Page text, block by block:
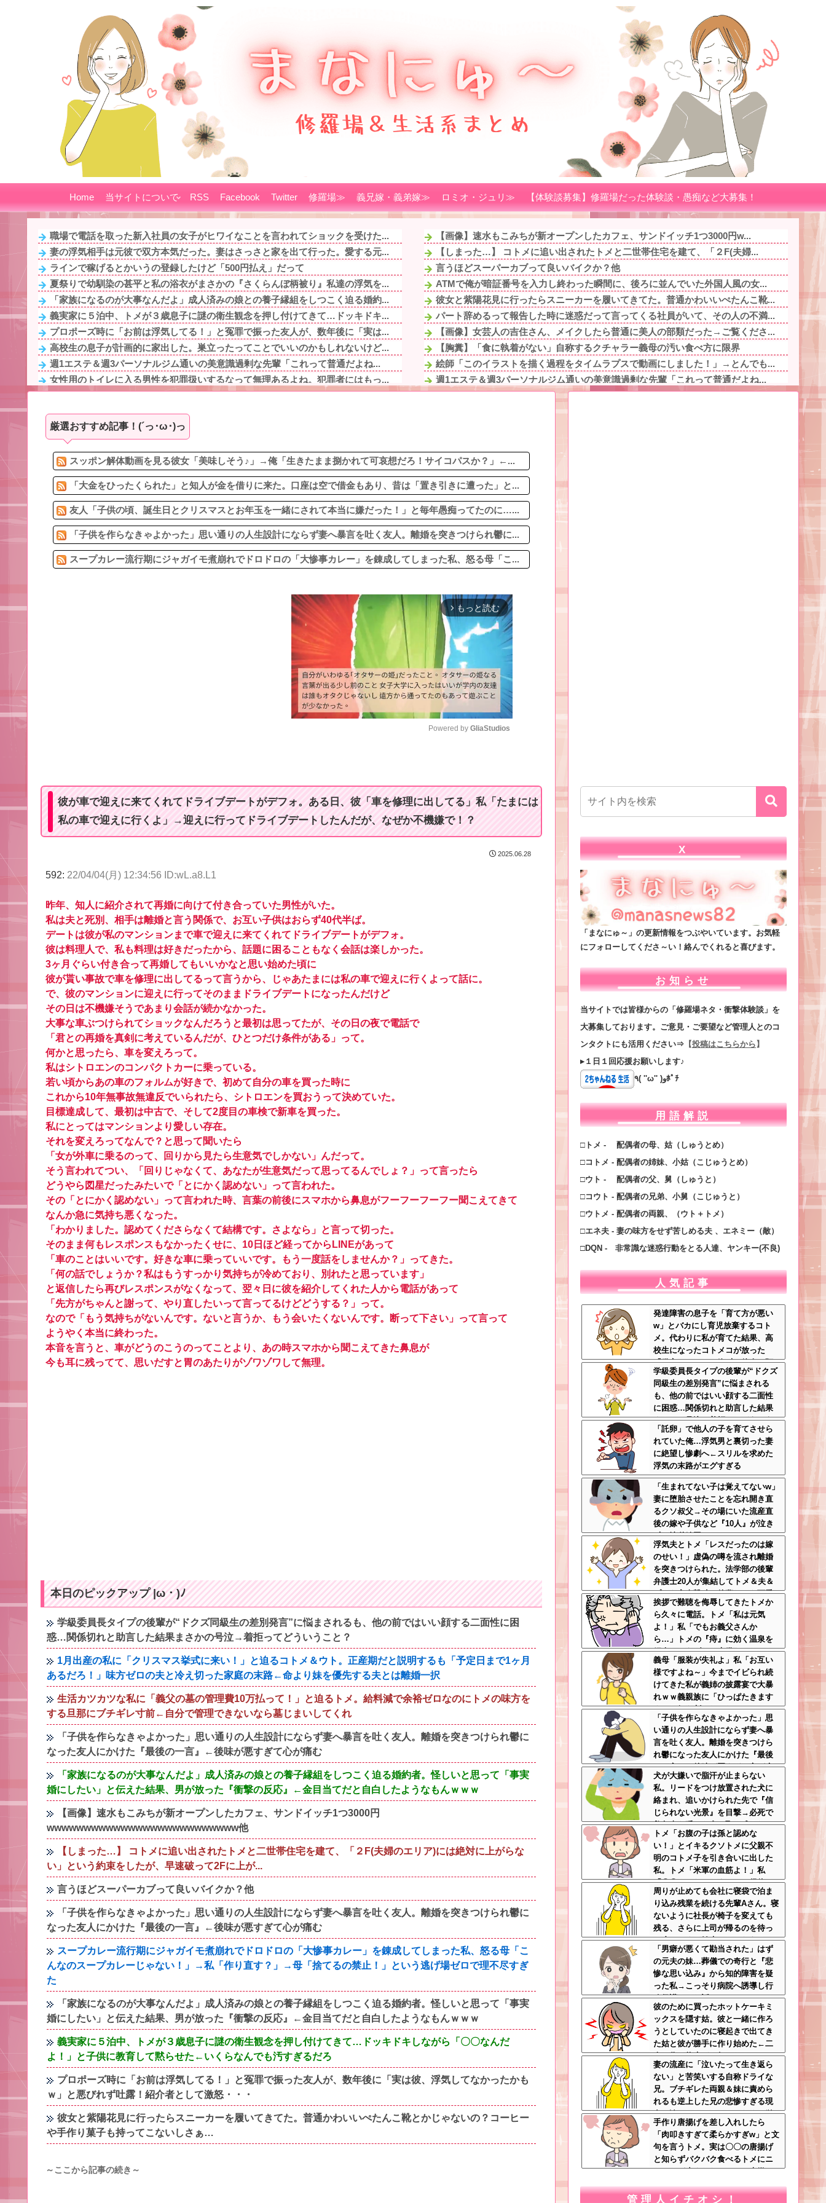
Home 当サイトについて RSS Facebook Twitter 修羅場≫ 義兄嫁・義弟嫁≫ ロミオ・ジュリ≫ 【体験談募集】修羅場だった体験談・愚痴など大募集！
職場で電話を取った新入社員の女子がヒワイなことを言われてショックを受けた...
妻の浮気相手は元彼で双方本気だった。妻はさっさと家を出て行った。愛する元...
ラインで稼げるとかいうの登録したけど「500円払え」だって
夏祭りで幼馴染の甚平と私の浴衣がまさかの『さくらんぼ柄被り』私達の浮気を...
「家族になるのが大事なんだよ」成人済みの娘との養子縁組をしつこく迫る婚約...
義実家に５泊中、トメが３歳息子に謎の衛生観念を押し付けてきて…ドッキドキ...
プロポーズ時に「お前は浮気してる！」と冤罪で振った友人が、数年後に「実は...
高校生の息子が計画的に家出した。巣立ったってことでいいのかもしれないけど...
週1エステ＆週3パーソナルジム通いの美意識過剰な先輩「これって普通だよね...
女性用のトイレに入る男性を犯罪扱いするなって無理あるよね。犯罪者にはもっ...
【悲報】ワイ引っ越しでヤバいものも一緒に連れてきてしまった模様
3/4嫁の妊娠中に女の子達とメッセをしまくった。バレても連絡してたら離婚...
友人「子供の頃、誕生日とクリスマスとお年玉を一緒にされて本当に嫌だった！...
旦那がエステの無料体験チケットをくれた。「たまには母親にも休みが必要」と...
【画像】速水もこみちが新オープンしたカフェ、サンドイッチ1つ3000円w...
【しまった…】 コトメに追い出されたトメと二世帯住宅を建て、「２F(夫婦...
言うほどスーパーカブって良いバイクか？他
ATMで俺が暗証番号を入力し終わった瞬間に、後ろに並んでいた外国人風の女...
彼女と紫陽花見に行ったらスニーカーを履いてきてた。普通かわいいぺたんこ靴...
パート辞めるって報告した時に迷惑だって言ってくる社員がいて、その人の不満...
【画像】女芸人の吉住さん、メイクしたら普通に美人の部類だった→ご覧くださ...
【胸糞】「食に執着がない」自称するクチャラー義母の汚い食べ方に限界
絵師「このイラストを描く過程をタイムラプスで動画にしました！」→とんでも...
週1エステ＆週3パーソナルジム通いの美意識過剰な先輩「これって普通だよね...
「『きれいに書きなさい』と言ってもきれいに書いてくれない」って、それ自体...
【画像】AIレベルの綺麗すぎるプロポーズ花火が打ち上がる㊗?他
厳選おすすめ記事！(´っ･ω･)っ
スッポン解体動画を見る彼女「美味しそう♪」→俺「生きたまま捌かれて可哀想だろ！サイコパスか？」←...
「大金をひったくられた」と知人が金を借りに来た。口座は空で借金もあり、昔は「置き引きに遭った」と...
友人「子供の頃、誕生日とクリスマスとお年玉を一緒にされて本当に嫌だった！」と毎年愚痴ってたのに…...
「子供を作らなきゃよかった」思い通りの人生設計にならず妻へ暴言を吐く友人。離婚を突きつけられ鬱に...
スープカレー流行期にジャガイモ煮崩れでドロドロの「大惨事カレー」を錬成してしまった私、怒る母「こ...
arrow_forward_ios もっと読む
e
Powered by GliaStudios
彼が車で迎えに来てくれてドライブデートがデフォ。ある日、彼「車を修理に出してる」私「たまには
私の車で迎えに行くよ」→迎えに行ってドライブデートしたんだが、なぜか不機嫌で！？
2025.06.28
592: 22/04/04(月) 12:34:56 ID:wL.a8.L1
昨年、知人に紹介されて再婚に向けて付き合っていた男性がいた。
私は夫と死別、相手は離婚と言う関係で、お互い子供はおらず40代半ば。
デートは彼が私のマンションまで車で迎えに来てくれてドライブデートがデフォ。
彼は料理人で、私も料理は好きだったから、話題に困ることもなく会話は楽しかった。
3ヶ月ぐらい付き合って再婚してもいいかなと思い始めた頃に
彼が貰い事故で車を修理に出してるって言うから、じゃあたまには私の車で迎えに行くよって話に。
で、彼のマンションに迎えに行ってそのままドライブデートになったんだけど
その日は不機嫌そうであまり会話が続かなかった。
大事な車ぶつけられてショックなんだろうと最初は思ってたが、その日の夜で電話で
「君との再婚を真剣に考えているんだが、ひとつだけ条件がある」って。
何かと思ったら、車を変えろって。
私はシトロエンのコンパクトカーに乗っている。
若い頃からあの車のフォルムが好きで、初めて自分の車を買った時に
これから10年無事故無違反でいられたら、シトロエンを買おうって決めていた。
目標達成して、最初は中古で、そして2度目の車検で新車を買った。
私にとってはマンションより愛しい存在。
それを変えろってなんで？と思って聞いたら
「女が外車に乗るのって、回りから見たら生意気でしかない」んだって。
そう言われてつい、「回りじゃなくて、あなたが生意気だって思ってるんでしょ？」って言ったら
どうやら図星だったみたいで「とにかく認めない」って言われた。
その「とにかく認めない」って言われた時、言葉の前後にスマホから鼻息がフーフーフーフー聞こえてきて
なんか急に気持ち悪くなった。
「わかりました。認めてくださらなくて結構です。さよなら」と言って切った。
そのまま何もレスポンスもなかったくせに、10日ほど経ってからLINEがあって
「車のことはいいです。好きな車に乗っていいです。もう一度話をしませんか？」ってきた。
「何の話でしょうか？私はもうすっかり気持ちが冷めており、別れたと思っています」
と返信したら再びレスポンスがなくなって、翌々日に彼を紹介してくれた人から電話があって
「先方がちゃんと謝って、やり直したいって言ってるけどどうする？」って。
なので「もう気持ちがないんです。ないと言うか、もう会いたくないんです。断って下さい」って言って
ようやく本当に終わった。
本音を言うと、車がどうのこうのってことより、あの時スマホから聞こえてきた鼻息が
今も耳に残ってて、思いだすと胃のあたりがゾワゾワして無理。
本日のピックアップ |ω・)ﾉ
学級委員長タイプの後輩が“ドクズ同級生の差別発言”に悩まされるも、他の前ではいい顔する二面性に困
惑…関係切れと助言した結果まさかの号泣→着拒ってどういうこと？
1月出産の私に「クリスマス挙式に来い！」と迫るコトメ＆ウト。正産期だと説明するも「予定日まで1ヶ月
あるだろ！」味方ゼロの夫と冷え切った家庭の末路←命より妹を優先する夫とは離婚一択
生活カツカツな私に「義父の墓の管理費10万払って！」と迫るトメ。給料減で余裕ゼロなのにトメの味方を
する旦那にブチギレ寸前←自分で管理できないなら墓じまいしてくれ
「子供を作らなきゃよかった」思い通りの人生設計にならず妻へ暴言を吐く友人。離婚を突きつけられ鬱に
なった友人にかけた『最後の一言』←後味が悪すぎて心が痛む
「家族になるのが大事なんだよ」成人済みの娘との養子縁組をしつこく迫る婚約者。怪しいと思って「事実
婚にしたい」と伝えた結果、男が放った『衝撃の反応』←金目当てだと自白したようなもんｗｗｗ
【画像】速水もこみちが新オープンしたカフェ、サンドイッチ1つ3000円
wwwwwwwwwwwwwwwwwwwwwwwwww他
【しまった…】 コトメに追い出されたトメと二世帯住宅を建て、「２F(夫婦のエリア)には絶対に上がらな
い」という約束をしたが、早速破って2Fに上が...
言うほどスーパーカブって良いバイクか？他
「子供を作らなきゃよかった」思い通りの人生設計にならず妻へ暴言を吐く友人。離婚を突きつけられ鬱に
なった友人にかけた『最後の一言』←後味が悪すぎて心が痛む
スープカレー流行期にジャガイモ煮崩れでドロドロの「大惨事カレー」を錬成してしまった私、怒る母「こ
んなのスープカレーじゃない！」→私「作り直す？」→母「捨てるの禁止！」という逃げ場ゼロで理不尽すぎ
た
「家族になるのが大事なんだよ」成人済みの娘との養子縁組をしつこく迫る婚約者。怪しいと思って「事実
婚にしたい」と伝えた結果、男が放った『衝撃の反応』←金目当てだと自白したようなもんｗｗｗ
義実家に５泊中、トメが３歳息子に謎の衛生観念を押し付けてきて…ドッキドキしながら「〇〇なんだ
よ！」と子供に教育して黙らせた←いくらなんでも汚すぎるだろ
プロポーズ時に「お前は浮気してる！」と冤罪で振った友人が、数年後に「実は彼、浮気してなかったかも
ｗ」と悪びれず吐露！紹介者として激怒・・・
彼女と紫陽花見に行ったらスニーカーを履いてきてた。普通かわいいぺたんこ靴とかじゃないの？コーヒー
や手作り菓子も持ってこないしさぁ…
～ここから記事の続き～
X
「まなにゅ～」の更新情報をつぶやいています。お気軽
にフォローしてくださ～い！絡んでくれると喜びます。
お知らせ
当サイトでは皆様からの「修羅場ネタ・衝撃体験談」を
大募集しております。ご意見・ご要望など管理人とのコ
ンタクトにも活用ください⇒ 【投稿はこちらから 】
▸１日１回応援お願いします♪
٩( ''ω'' )وﾎﾟﾁ
用語解説
□トメ - 配偶者の母、姑（しゅうとめ）
□コトメ - 配偶者の姉妹、小姑（こじゅうとめ）
□ウト - 配偶者の父、舅（しゅうと）
□コウト - 配偶者の兄弟、小舅（こじゅうと）
□ウトメ - 配偶者の両親、（ウト＋トメ）
□エネ夫 - 妻の味方をせず苦しめる夫 、エネミー（敵）
□DQN - 非常識な迷惑行動をとる人達、ヤンキー(不良)
人気記事
発達障害の息子を「育て方が悪い
w」とバカにし育児放棄するコト
メ。代わりに私が育てた結果、高
校生になったコトメコが放った
「発言」にコトメ絶叫←他人に預
けっぱなしで親面するな
学級委員長タイプの後輩が“ドクズ
同級生の差別発言”に悩まされる
も、他の前ではいい顔する二面性
に困惑…関係切れと助言した結果
まさかの号泣→着拒ってどういう
こと？
「託卵」で他人の子を育てさせら
れていた俺…浮気男と裏切った妻
に絶望し惨劇へ←スリルを求めた
浮気の末路がエグすぎる
「生まれてない子は覚えてないw」
妻に堕胎させたことを忘れ開き直
るクソ叔父→その場にいた流産直
後の嫁や子供など『10人』が泣き
叫ぶ地獄絵図へ
浮気夫とトメ「レスだったのは嫁
のせい！」虚偽の噂を流され離婚
を突きつけられた。法学部の後輩
弁護士20人が集結してトメ＆夫＆
プリを完全撃破←後輩たちを可愛
がっていた恩が最高形で返ってき
た
挨拶で難聴を侮辱してきたトメか
ら久々に電話。トメ「私は元気
よ！」私「でもお義父さんか
ら…」トメの『痔』に効く温泉を
紹介してあげたら大発狂した←お
義父さんノリノリで温泉行ってて
草
義母「服装が失礼よ」私「お互い
様ですよね～」今までイビられ続
けてきた私が義姉の披露宴で大暴
れｗｗ義親族に「ひっぱたきます
よ」と釘を刺したったｗｗｗ
「子供を作らなきゃよかった」思
い通りの人生設計にならず妻へ暴
言を吐く友人。離婚を突きつけら
れ鬱になった友人にかけた『最後
の一言』←後味が悪すぎて心が痛
む
犬が大嫌いで脂汗が止まらない
私。リードをつけ放置された犬に
絡まれ、追いかけられた先で『信
じられない光景』を目撃→必死で
救急車を呼ぶも犬と取り残され
て・・・
トメ「お腹の子は孫と認めな
い！」とイキるクソトメに父親不
明のコトメ子を引き合いに出した
私。トメ「米軍の血筋よ！」私
「〇〇じゃないですか」←得体の
知れない～はお前（コトメ）のと
ころだろｗ
周りが止めても会社に寝袋で泊ま
り込み残業を続ける先輩Aさん。寝
ないように社長が椅子を変えても
残る、さらに上司が帰るのを待っ
て戻ってくる始末…そんなある
日、出社すると社内が騒然として
いて・・・
「男癖が悪くて勘当された」はず
の元夫の妹…葬儀での奇行と『悲
惨な思い込み』から知的障害を疑
った私→こっそり病院へ誘導し行
政保護させた話
彼のために買ったホットケーキミ
ックスを隠す姑。彼と一緒に作ろ
うとしていたのに寝起きで出てき
た姑と彼が勝手に作り始めた←二
人で作る約束どこ行ったん…
妻の流産に「泣いたって生き返ら
ない」と苦笑いする自称ドライな
兄。ブチギレた両親＆妹に責めら
れるも逆上した兄の悲惨すぎる現
在←淡々としてるんじゃなくて単
なる冷血漢
手作り唐揚げを差し入れしたら
「肉叩きすぎて柔らかすぎw」と文
句を言うトメ。実は〇〇の唐揚げ
と知らずバクバク食べるトメにニ
ヤニヤが止まらないｗｗ←大嫌い
管理人イチオシ！